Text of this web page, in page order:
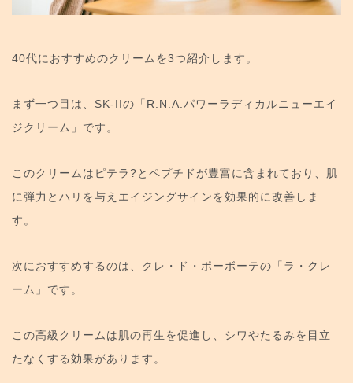
40代におすすめのクリームを3つ紹介します。
まず一つ目は、SK-IIの「R.N.A.パワーラディカルニューエイ
ジクリーム」です。
このクリームはピテラ?とペプチドが豊富に含まれており、肌
に弾力とハリを与えエイジングサインを効果的に改善しま
す。
次におすすめするのは、クレ・ド・ポーボーテの「ラ・クレ
ーム」です。
この高級クリームは肌の再生を促進し、シワやたるみを目立
たなくする効果があります。